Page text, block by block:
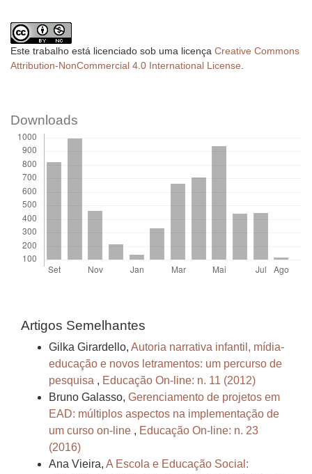
Este trabalho está licenciado sob uma licença Creative Commons
Attribution-NonCommercial 4.0 International License.
Downloads
Artigos Semelhantes
Gilka Girardello, Autoria narrativa infantil, mídia-
educação e novos letramentos: um percurso de
pesquisa , Educação On-line: n. 11 (2012)
Bruno Galasso, Gerenciamento de projetos em
EAD: múltiplos aspectos na implementação de
um curso on-line , Educação On-line: n. 23
(2016)
Ana Vieira, A Escola e Educação Social: